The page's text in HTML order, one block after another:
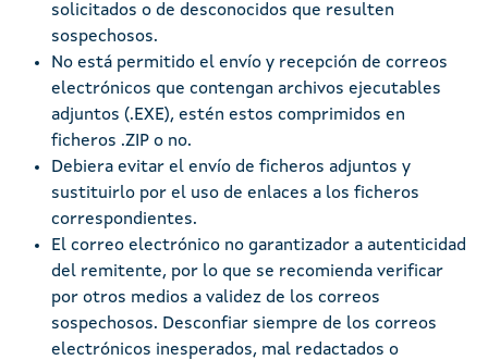
solicitados o de desconocidos que resulten
sospechosos.
No está permitido el envío y recepción de correos
electrónicos que contengan archivos ejecutables
adjuntos (.EXE), estén estos comprimidos en
ficheros .ZIP o no.
Debiera evitar el envío de ficheros adjuntos y
sustituirlo por el uso de enlaces a los ficheros
correspondientes.
El correo electrónico no garantizador a autenticidad
del remitente, por lo que se recomienda verificar
por otros medios a validez de los correos
sospechosos. Desconfiar siempre de los correos
electrónicos inesperados, mal redactados o